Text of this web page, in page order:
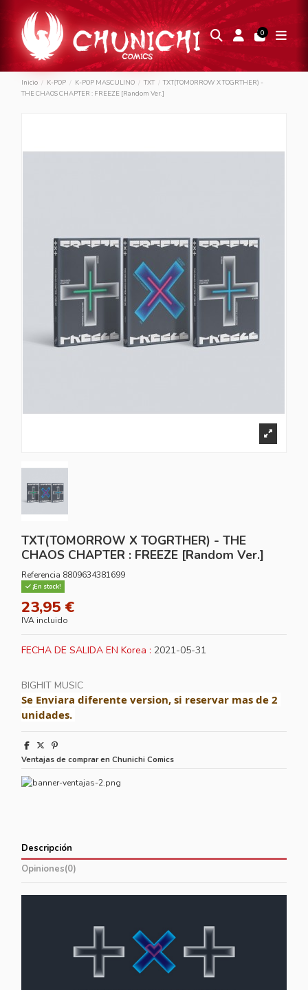
0
Inicio K-POP K-POP MASCULINO TXT
TXT(TOMORROW X TOGRTHER) -
THE CHAOS CHAPTER : FREEZE [Random Ver.]
TXT(TOMORROW X TOGRTHER) - THE
CHAOS CHAPTER : FREEZE [Random Ver.]
Referencia 8809634381699
¡En stock!
23,95 €
IVA incluido
FECHA DE SALIDA EN Korea : 2021-05-31
BIGHIT MUSIC
Se Enviara diferente version, si reservar mas de 2
unidades.
Ventajas de comprar en Chunichi Comics
Descripción
Opiniones(0)